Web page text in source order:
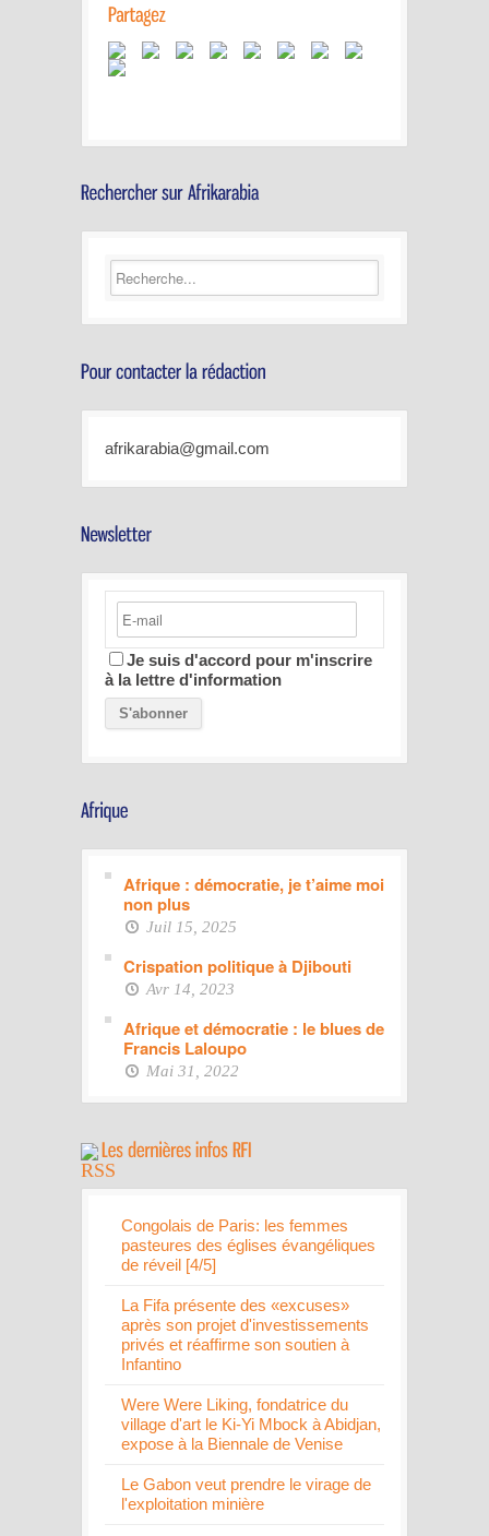
afrikarabia@gmail.com
Je suis d'accord pour m'inscrire
à la lettre d'information
Afrique : démocratie, je t’aime moi
non plus
Juil 15, 2025
Crispation politique à Djibouti
Avr 14, 2023
Afrique et démocratie : le blues de
Francis Laloupo
Mai 31, 2022
Congolais de Paris: les femmes
pasteures des églises évangéliques
de réveil [4/5]
La Fifa présente des «excuses»
après son projet d'investissements
privés et réaffirme son soutien à
Infantino
Were Were Liking, fondatrice du
village d'art le Ki-Yi Mbock à Abidjan,
expose à la Biennale de Venise
Le Gabon veut prendre le virage de
l'exploitation minière